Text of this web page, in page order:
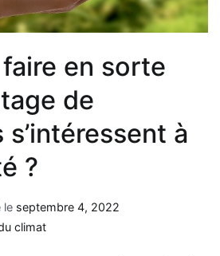
en sorte
de
à
?
le septembre 4, 2022
climat